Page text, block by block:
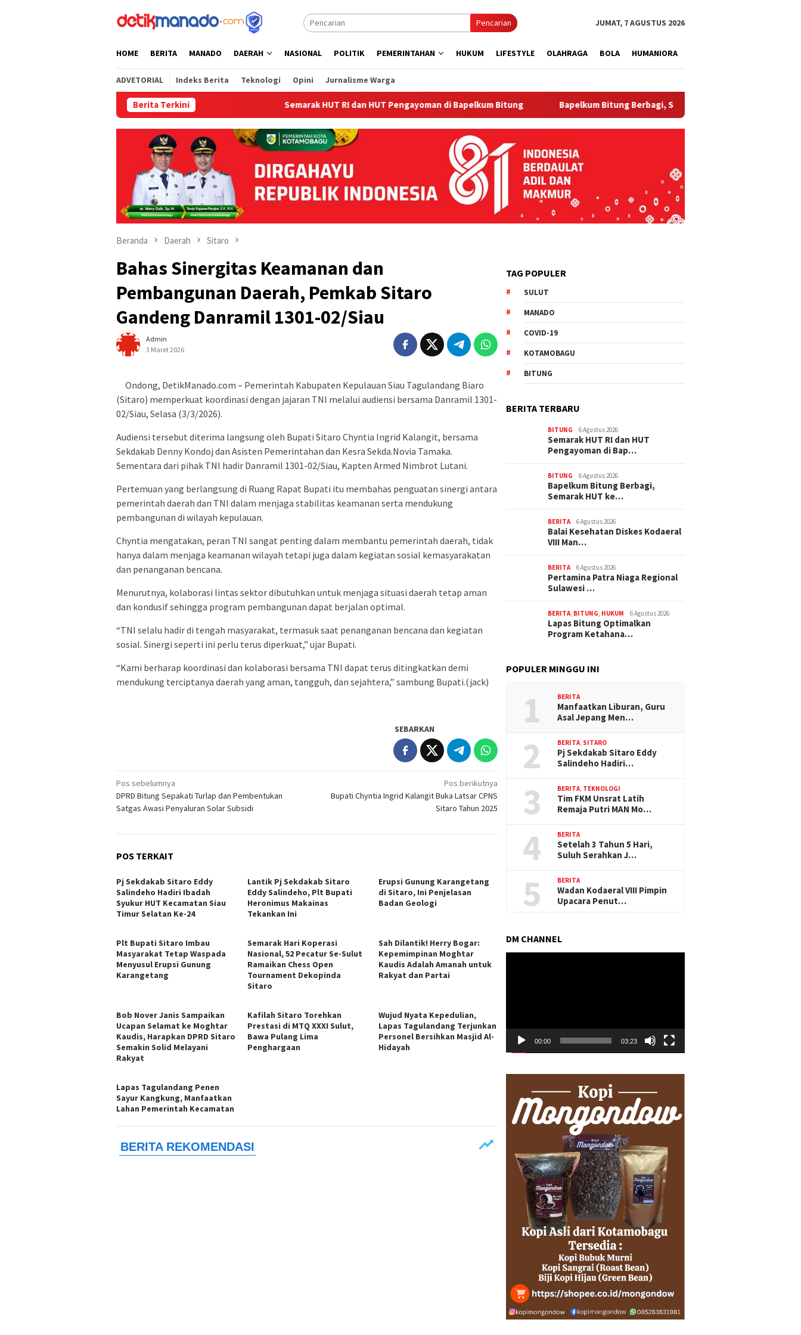
Pencarian JUMAT, 7 AGUSTUS 2026
HOME BERITA MANADO DAERAH NASIONAL POLITIK PEMERINTAHAN HUKUM LIFESTYLE OLAHRAGA BOLA HUMANIORA
ADVETORIAL Indeks Berita Teknologi Opini Jurnalisme Warga
Berita Terkini Semarak HUT RI dan HUT Pengayoman di Bapelkum Bitung ‎Bapelkum Bitung Berbagi, Semarak HUT ke-81 RI dan Hari
Beranda Daerah Sitaro
Bahas Sinergitas Keamanan dan
Pembangunan Daerah, Pemkab Sitaro
Gandeng Danramil 1301-02/Siau
Admin
3 Maret 2026
Ondong, DetikManado.com – Pemerintah Kabupaten Kepulauan Siau Tagulandang Biaro
(Sitaro) memperkuat koordinasi dengan jajaran TNI melalui audiensi bersama Danramil 1301-
02/Siau, Selasa (3/3/2026).
Audiensi tersebut diterima langsung oleh Bupati Sitaro Chyntia Ingrid Kalangit, bersama
Sekdakab Denny Kondoj dan Asisten Pemerintahan dan Kesra Sekda.Novia Tamaka.
Sementara dari pihak TNI hadir Danramil 1301-02/Siau, Kapten Armed Nimbrot Lutani.
Pertemuan yang berlangsung di Ruang Rapat Bupati itu membahas penguatan sinergi antara
pemerintah daerah dan TNI dalam menjaga stabilitas keamanan serta mendukung
pembangunan di wilayah kepulauan.
Chyntia mengatakan, peran TNI sangat penting dalam membantu pemerintah daerah, tidak
hanya dalam menjaga keamanan wilayah tetapi juga dalam kegiatan sosial kemasyarakatan
dan penanganan bencana.
Menurutnya, kolaborasi lintas sektor dibutuhkan untuk menjaga situasi daerah tetap aman
dan kondusif sehingga program pembangunan dapat berjalan optimal.
“TNI selalu hadir di tengah masyarakat, termasuk saat penanganan bencana dan kegiatan
sosial. Sinergi seperti ini perlu terus diperkuat,” ujar Bupati.
“Kami berharap koordinasi dan kolaborasi bersama TNI dapat terus ditingkatkan demi
mendukung terciptanya daerah yang aman, tangguh, dan sejahtera,” sambung Bupati.(jack)
SEBARKAN
Navigasi
pos
Pos sebelumnya
DPRD Bitung Sepakati Turlap dan Pembentukan
Satgas Awasi Penyaluran Solar Subsidi
Pos berikutnya
Bupati Chyntia Ingrid Kalangit Buka Latsar CPNS
Sitaro Tahun 2025
POS TERKAIT
Pj Sekdakab Sitaro Eddy
Salindeho Hadiri Ibadah
Syukur HUT Kecamatan Siau
Timur Selatan Ke-24
Lantik Pj Sekdakab Sitaro
Eddy Salindeho, Plt Bupati
Heronimus Makainas
Tekankan Ini
Erupsi Gunung Karangetang
di Sitaro, Ini Penjelasan
Badan Geologi
Plt Bupati Sitaro Imbau
Masyarakat Tetap Waspada
Menyusul Erupsi Gunung
Karangetang
Semarak Hari Koperasi
Nasional, 52 Pecatur Se-Sulut
Ramaikan Chess Open
Tournament Dekopinda
Sitaro
Sah Dilantik! Herry Bogar:
Kepemimpinan Moghtar
Kaudis Adalah Amanah untuk
Rakyat dan Partai
Bob Nover Janis Sampaikan
Ucapan Selamat ke Moghtar
Kaudis, Harapkan DPRD Sitaro
Semakin Solid Melayani
Rakyat
Kafilah Sitaro Torehkan
Prestasi di MTQ XXXI Sulut,
Bawa Pulang Lima
Penghargaan
Wujud Nyata Kepedulian,
Lapas Tagulandang Terjunkan
Personel Bersihkan Masjid Al-
Hidayah
Lapas Tagulandang Penen
Sayur Kangkung, Manfaatkan
Lahan Pemerintah Kecamatan
TAG POPULER
SULUT
MANADO
COVID-19
KOTAMOBAGU
BITUNG
BERITA TERBARU
BITUNG 6 Agustus 2026
Semarak HUT RI dan HUT
Pengayoman di Bap…
BITUNG 6 Agustus 2026
‎Bapelkum Bitung Berbagi,
Semarak HUT ke…
BERITA 6 Agustus 2026
Balai Kesehatan Diskes Kodaeral
VIII Man…
BERITA 6 Agustus 2026
Pertamina Patra Niaga Regional
Sulawesi …
BERITA BITUNG HUKUM 6 Agustus 2026
Lapas Bitung Optimalkan
Program Ketahana…
POPULER MINGGU INI
1 BERITA
Manfaatkan Liburan, Guru
Asal Jepang Men…
2 BERITA SITARO
Pj Sekdakab Sitaro Eddy
Salindeho Hadiri…
3 BERITA TEKNOLOGI
Tim FKM Unsrat Latih
Remaja Putri MAN Mo…
4 BERITA
Setelah 3 Tahun 5 Hari,
Suluh Serahkan J…
5 BERITA
Wadan Kodaeral VIII Pimpin
Upacara Penut…
DM CHANNEL
00:00 03:23